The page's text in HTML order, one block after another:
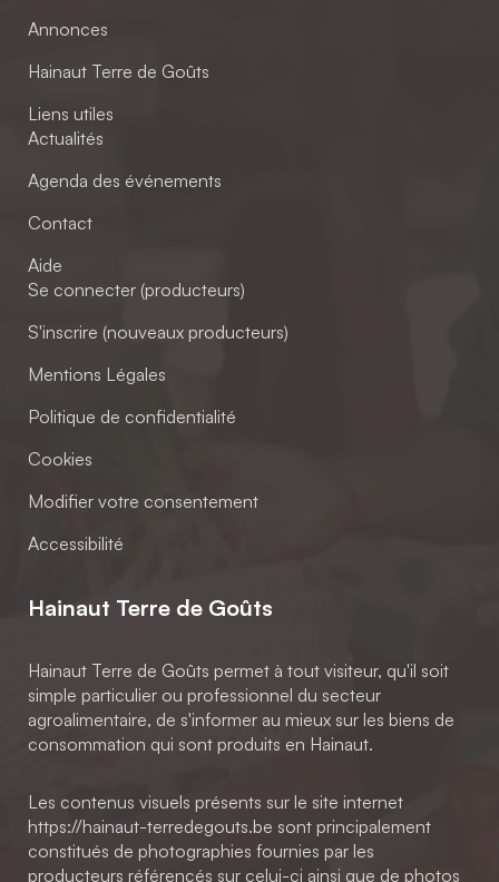
Annonces
Hainaut Terre de Goûts
Liens utiles
Actualités
Agenda des événements
Contact
Aide
Se connecter (producteurs)
S'inscrire (nouveaux producteurs)
Mentions Légales
Politique de confidentialité
Cookies
Modifier votre consentement
Accessibilité
Hainaut Terre de Goûts
Hainaut Terre de Goûts permet à tout visiteur, qu'il soit
simple particulier ou professionnel du secteur
agroalimentaire, de s'informer au mieux sur les biens de
consommation qui sont produits en Hainaut.
Les contenus visuels présents sur le site internet
https://hainaut-terredegouts.be sont principalement
constitués de photographies fournies par les
producteurs référencés sur celui-ci ainsi que de photos